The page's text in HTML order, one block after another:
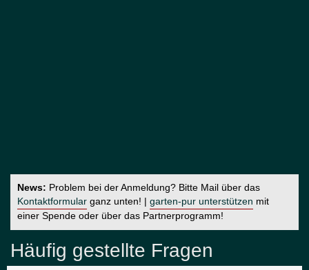
News: Problem bei der Anmeldung? Bitte Mail über das
Kontaktformular ganz unten! | garten-pur unterstützen mit
einer Spende oder über das Partnerprogramm!
Häufig gestellte Fragen